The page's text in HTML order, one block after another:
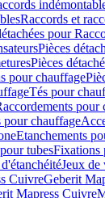
Raccords et
pour
Pièces
Pièces
pour chauffage
Tés pour
pour
pour chauffage
Etanchements
tubesFixations
Jeux de
CuivreGeberit
Mapress Cuivre